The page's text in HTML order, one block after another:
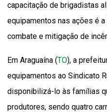
capacitação de brigadistas
equipamentos nas ações é
combate e mitigação de
Em Araguaína (TO), a
equipamentos ao Sindicato
disponibilizá-lo às famílias
produtores, sendo quatro